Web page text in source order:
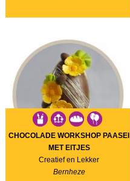
CHOCOLADE WORKSHOP PAASEI
MET EITJES
Creatief en Lekker
Bernheze